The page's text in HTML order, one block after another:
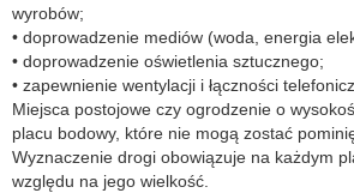
wyrobów;
• doprowadzenie mediów (woda, energia
• doprowadzenie oświetlenia sztucznego;
• zapewnienie wentylacji i łączności
Miejsca postojowe czy ogrodzenie o
placu bodowy, które nie mogą zostać
Wyznaczenie drogi obowiązuje na każdym
względu na jego wielkość.